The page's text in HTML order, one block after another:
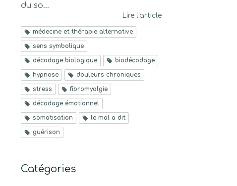
du so...
Lire l'article
médecine et thérapie alternative
sens symbolique
décodage biologique biodécodage
hypnose douleurs chroniques
stress fibromyalgie
décodage émotionnel
somatisation le mal a dit
guérison
Catégories